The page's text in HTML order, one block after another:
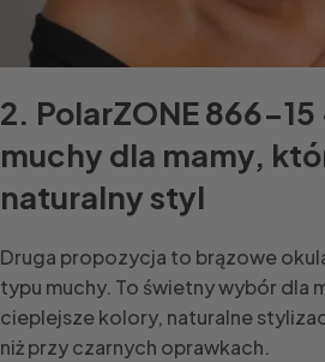
2. PolarZONE 866-
muchy dla mamy,
naturalny styl
Druga propozycja to brązowe
typu muchy. To świetny wybór dla
cieplejsze kolory, naturalne
niż przy czarnych oprawkach.